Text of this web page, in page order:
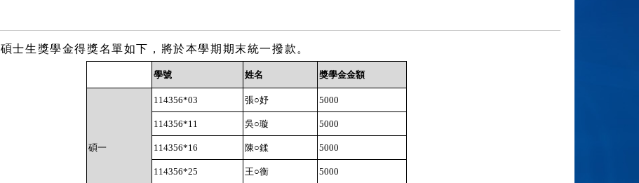
碩士生獎學金得獎名單如下，將於本學期期末統一撥款。
學號 姓名 獎學金金額
碩一
114356*03 張○妤 5000
114356*11 吳○璇 5000
114356*16 陳○鍒 5000
114356*25 王○衡 5000